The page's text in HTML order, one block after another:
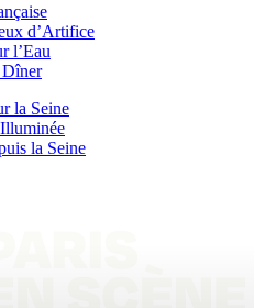
d’Artifice
l’Eau
Dîner
la Seine
la Seine